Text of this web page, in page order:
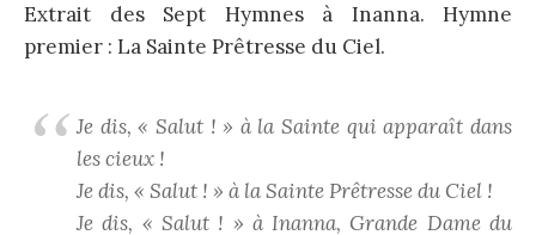
Extrait des Sept Hymnes à Inanna. Hymne
premier : La Sainte Prêtresse du Ciel.
Je dis, « Salut ! » à la Sainte qui apparaît dans
les cieux !
Je dis, « Salut ! » à la Sainte Prêtresse du Ciel !
Je dis, « Salut ! » à Inanna, Grande Dame du